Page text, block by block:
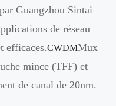
Guangzhou Sintai
de réseau
efficaces.CWDMMux
mince (TFF) et
de canal de 20nm.